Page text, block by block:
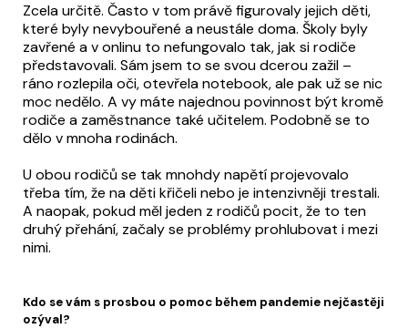
Zcela určitě. Často v tom právě figurovaly jejich děti,
které byly nevybouřené a neustále doma. Školy byly
zavřené a v onlinu to nefungovalo tak, jak si rodiče
představovali. Sám jsem to se svou dcerou zažil –
ráno rozlepila oči, otevřela notebook, ale pak už se nic
moc nedělo. A vy máte najednou povinnost být kromě
rodiče a zaměstnance také učitelem. Podobně se to
dělo v mnoha rodinách.
U obou rodičů se tak mnohdy napětí projevovalo
třeba tím, že na děti křičeli nebo je intenzivněji trestali.
A naopak, pokud měl jeden z rodičů pocit, že to ten
druhý přehání, začaly se problémy prohlubovat i mezi
nimi.
Kdo se vám s prosbou o pomoc během pandemie nejčastěji
ozýval?